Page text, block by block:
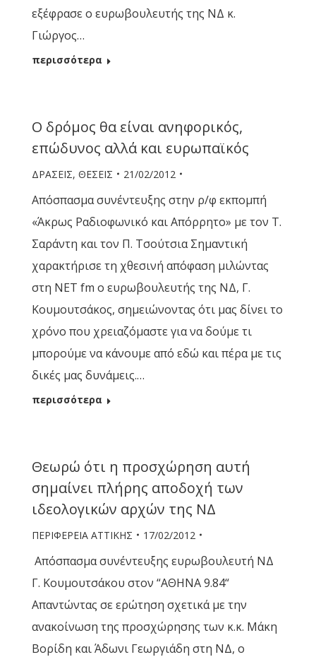
εξέφρασε ο ευρωβουλευτής της ΝΔ κ.
Γιώργος…
περισσότερα
Ο δρόμος θα είναι ανηφορικός,
επώδυνος αλλά και ευρωπαϊκός
ΔΡΑΣΕΙΣ, ΘΕΣΕΙΣ 21/02/2012
Απόσπασμα συνέντευξης στην ρ/φ εκπομπή
«Άκρως Ραδιοφωνικό και Απόρρητο» με τον Τ.
Σαράντη και τον Π. Τσούτσια Σημαντική
χαρακτήρισε τη χθεσινή απόφαση μιλώντας
στη ΝΕΤ fm ο ευρωβουλευτής της ΝΔ, Γ.
Κουμουτσάκος, σημειώνοντας ότι μας δίνει το
χρόνο που χρειαζόμαστε για να δούμε τι
μπορούμε να κάνουμε από εδώ και πέρα με τις
δικές μας δυνάμεις.…
περισσότερα
Θεωρώ ότι η προσχώρηση αυτή
σημαίνει πλήρης αποδοχή των
ιδεολογικών αρχών της ΝΔ
ΠΕΡΙΦΕΡΕΙΑ ΑΤΤΙΚΗΣ 17/02/2012
Απόσπασμα συνέντευξης ευρωβουλευτή ΝΔ
Γ. Κουμουτσάκου στον “ΑΘΗΝΑ 9.84“
Απαντώντας σε ερώτηση σχετικά με την
ανακοίνωση της προσχώρησης των κ.κ. Μάκη
Βορίδη και Άδωνι Γεωργιάδη στη ΝΔ, ο